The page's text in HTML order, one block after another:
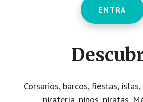
ENTRA
Corsarios, barcos, fiestas,